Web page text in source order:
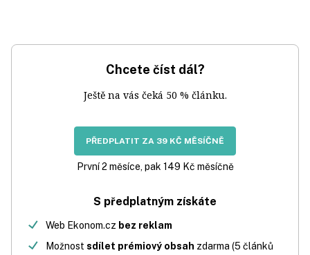
Chcete číst dál?
Ještě na vás čeká 50 % článku.
PŘEDPLATIT ZA 39 KČ MĚSÍČNĚ
První 2 měsíce, pak 149 Kč měsíčně
S předplatným získáte
Web Ekonom.cz bez reklam
Možnost sdílet prémiový obsah zdarma (5 článků